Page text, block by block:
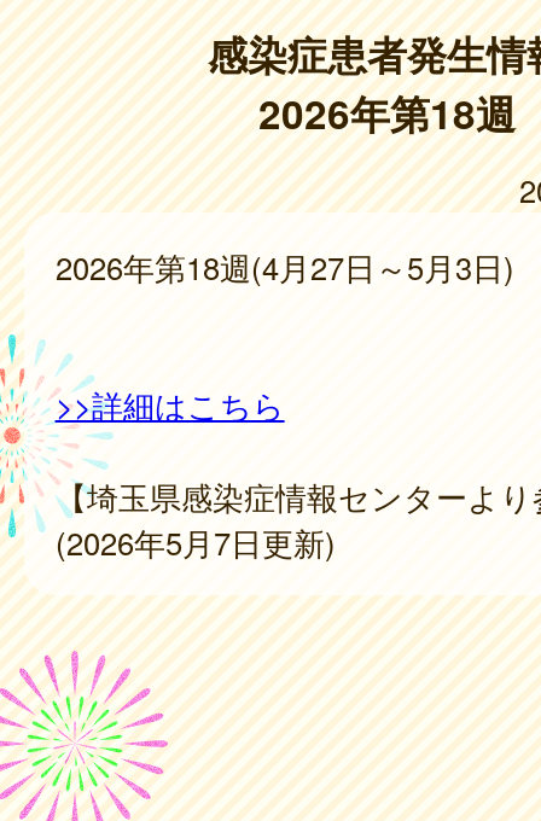
感染症患者発生情
2026年第18週
2026年第18週(4月27日～5月3日)
>>詳細はこちら
【埼玉県感染症情報センターより
(2026年5月7日更新)